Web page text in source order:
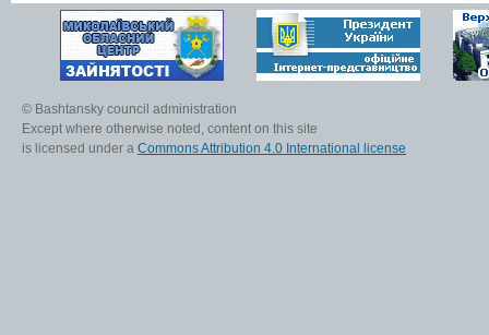
© Bashtansky council administration
Except where otherwise noted, content on this site
is licensed under a Commons Attribution 4.0 International license